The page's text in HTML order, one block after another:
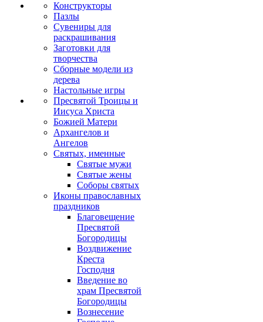
Конструкторы
Пазлы
Сувениры для
раскрашивания
Заготовки для
творчества
Сборные модели из
дерева
Настольные игры
Пресвятой Троицы и
Иисуса Христа
Божией Матери
Архангелов и
Ангелов
Святых, именные
Святые мужи
Святые жены
Соборы святых
Иконы православных
праздников
Благовещение
Пресвятой
Богородицы
Воздвижение
Креста
Господня
Введение во
храм Пресвятой
Богородицы
Вознесение